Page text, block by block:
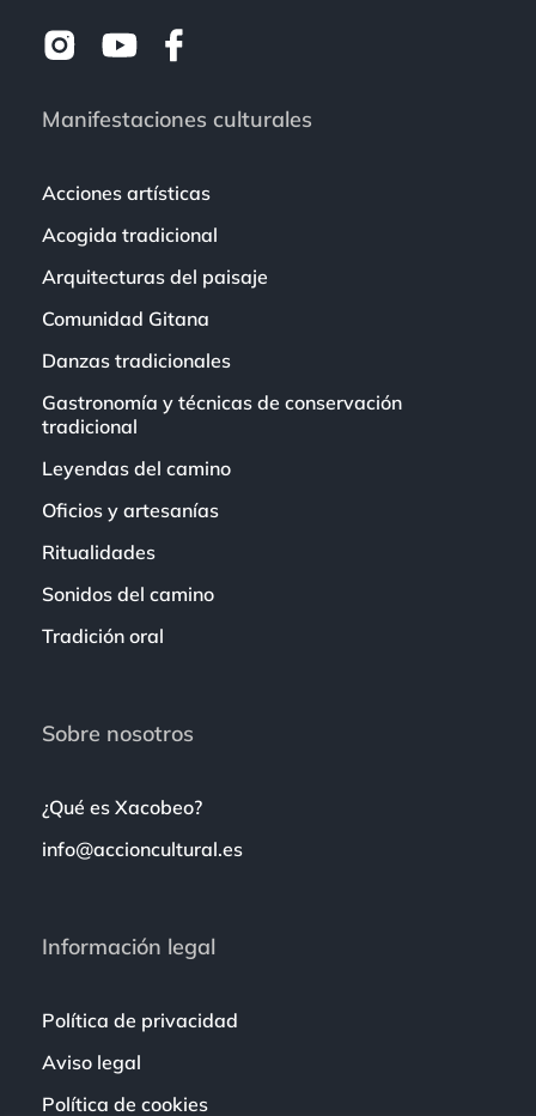
Manifestaciones culturales
Acciones artísticas
Acogida tradicional
Arquitecturas del paisaje
Comunidad Gitana
Danzas tradicionales
Gastronomía y técnicas de conservación
tradicional
Leyendas del camino
Oficios y artesanías
Ritualidades
Sonidos del camino
Tradición oral
Sobre nosotros
¿Qué es Xacobeo?
info@accioncultural.es
Información legal
Política de privacidad
Aviso legal
Política de cookies